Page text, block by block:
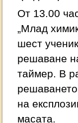
От 13.00
„Млад
шест
решаване
таймер. В
на
масата.